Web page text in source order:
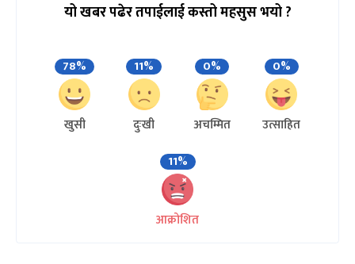
यो खबर पढेर तपाईलाई कस्तो महसुस भयो ?
78%
खुसी
11%
दुःखी
0%
अचम्मित
0%
उत्साहित
11%
आक्रोशित